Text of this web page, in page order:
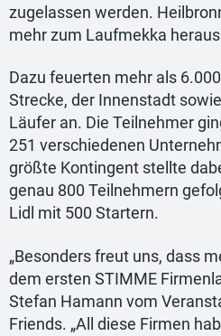
zugelassen werden.
mehr zum Laufmekka
Dazu feuerten mehr als
Strecke, der Innenstadt
Läufer an. Die Teilnehmer
251 verschiedenen
größte Kontingent stellte
genau 800 Teilnehmern
Lidl mit 500 Startern.
„Besonders freut uns, dass
dem ersten STIMME
Stefan Hamann vom
Friends. „All diese Firmen